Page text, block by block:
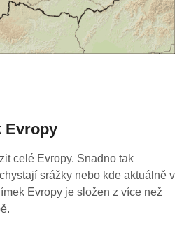
Evropy
celé Evropy. Snadno tak
srážky nebo kde aktuálně v
Evropy je složen z více než